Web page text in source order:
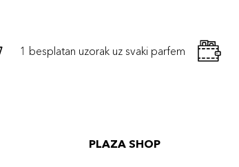
1 besplatan uzorak uz svaki parfem
PLAZA SHOP